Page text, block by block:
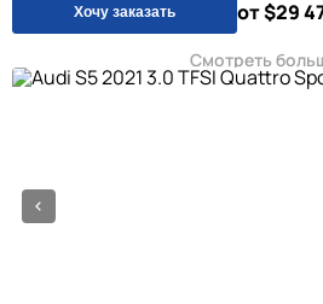
Хочу заказать от $29
Смотреть